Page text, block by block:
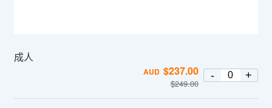
成人
AUD $237.00
$249.00
- +